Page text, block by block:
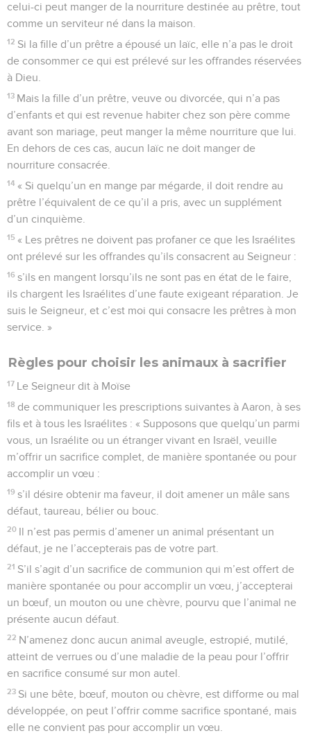
celui-ci peut manger de la nourriture destinée au prêtre, tout
comme un serviteur né dans la maison.
12 Si la fille d’un prêtre a épousé un laïc, elle n’a pas le droit
de consommer ce qui est prélevé sur les offrandes réservées
à Dieu.
13 Mais la fille d’un prêtre, veuve ou divorcée, qui n’a pas
d’enfants et qui est revenue habiter chez son père comme
avant son mariage, peut manger la même nourriture que lui.
En dehors de ces cas, aucun laïc ne doit manger de
nourriture consacrée.
14 « Si quelqu’un en mange par mégarde, il doit rendre au
prêtre l’équivalent de ce qu’il a pris, avec un supplément
d’un cinquième.
15 « Les prêtres ne doivent pas profaner ce que les Israélites
ont prélevé sur les offrandes qu’ils consacrent au Seigneur :
16 s’ils en mangent lorsqu’ils ne sont pas en état de le faire,
ils chargent les Israélites d’une faute exigeant réparation. Je
suis le Seigneur, et c’est moi qui consacre les prêtres à mon
service. »
Règles pour choisir les animaux à sacrifier
17 Le Seigneur dit à Moïse
18 de communiquer les prescriptions suivantes à Aaron, à ses
fils et à tous les Israélites : « Supposons que quelqu’un parmi
vous, un Israélite ou un étranger vivant en Israël, veuille
m’offrir un sacrifice complet, de manière spontanée ou pour
accomplir un vœu :
19 s’il désire obtenir ma faveur, il doit amener un mâle sans
défaut, taureau, bélier ou bouc.
20 Il n’est pas permis d’amener un animal présentant un
défaut, je ne l’accepterais pas de votre part.
21 S’il s’agit d’un sacrifice de communion qui m’est offert de
manière spontanée ou pour accomplir un vœu, j’accepterai
un bœuf, un mouton ou une chèvre, pourvu que l’animal ne
présente aucun défaut.
22 N’amenez donc aucun animal aveugle, estropié, mutilé,
atteint de verrues ou d’une maladie de la peau pour l’offrir
en sacrifice consumé sur mon autel.
23 Si une bête, bœuf, mouton ou chèvre, est difforme ou mal
développée, on peut l’offrir comme sacrifice spontané, mais
elle ne convient pas pour accomplir un vœu.